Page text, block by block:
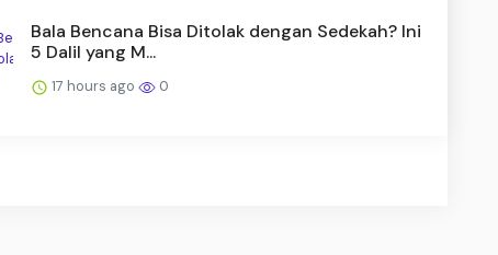
Bala Bencana Bisa Ditolak dengan Sedekah? Ini
5 Dalil yang M...
17 hours ago 0